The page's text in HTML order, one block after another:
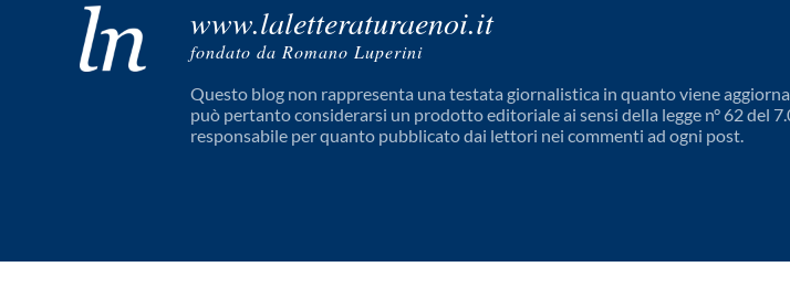
www.laletteraturaenoi.it
fondato da Romano Luperini
Questo blog non rappresenta una testata giornalistica in quanto viene
può pertanto considerarsi un prodotto editoriale ai sensi della legge n° 62 del
responsabile per quanto pubblicato dai lettori nei commenti ad ogni post.